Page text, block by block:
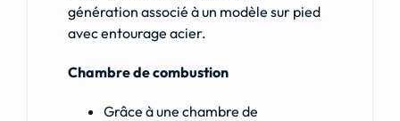
génération associé à un modèle sur pied
avec entourage acier.
Chambre de combustion
Grâce à une chambre de